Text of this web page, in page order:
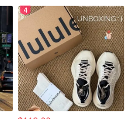
以考虑更换旧电器或加装厨房岛
用为2100元至5400元，包括冰
碗机。
为800元至2,500元，定制厨房
4